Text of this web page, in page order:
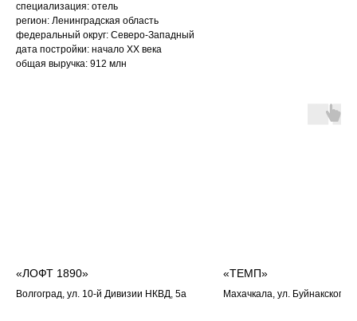
специализация: отель
регион: Ленинградская область
федеральный округ: Северо-Западный
дата постройки: начало ХХ века
общая выручка: 912 млн
«ЛОФТ 1890»
Волгоград, ул. 10-й Дивизии НКВД, 5а
«ТЕМП»
Махачкала, ул. Буйнакского, 2